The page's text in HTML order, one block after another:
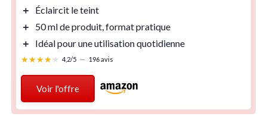
＋
Éclaircit le teint
＋
50 mlde produit, format pratique
＋
Idéal pour une utilisation quotidienne
★★★★★
★★★★★ 4,2/5 — 196 avis
Voir l'offre